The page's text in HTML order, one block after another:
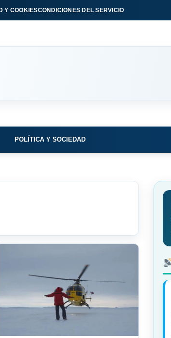
Y COOKIESCONDICIONES DEL SERVICIO
POLÍTICA Y SOCIEDAD